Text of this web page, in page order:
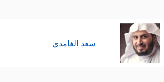
سعد الغامدي